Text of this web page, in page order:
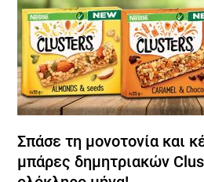
Σπάσε τη μονοτονία και
μπάρες δημητριακών